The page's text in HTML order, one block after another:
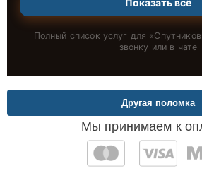
Показать всё
Полный список услуг для «
звонку или в чате
Мы принимаем к
Другая поломка